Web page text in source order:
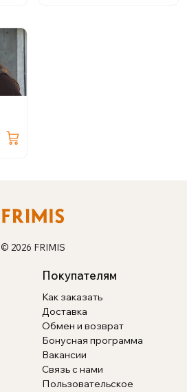
© 2026 FRIMIS
Покупателям
Как заказать
Доставка
Обмен и возврат
Бонусная программа
Вакансии
Связь с нами
Пользовательское